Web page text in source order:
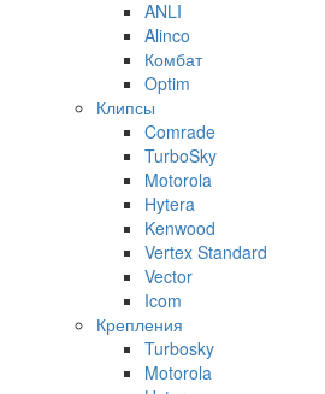
ANLI
Alinco
Комбат
Optim
Клипсы
Comrade
TurboSky
Motorola
Hytera
Kenwood
Vertex Standard
Vector
Icom
Крепления
Turbosky
Motorola